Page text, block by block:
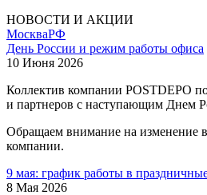
НОВОСТИ И АКЦИИ
МоскваРФ
День России и режим работы офиса
10 Июня 2026
Коллектив компании POSTDEPO
и партнеров с наступающим Днем
Обращаем внимание на изменение
компании.
9 мая: график работы в
8 Мая 2026